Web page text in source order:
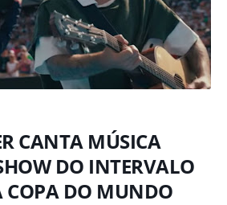
CANTA MÚSICA
DO INTERVALO
COPA DO MUNDO